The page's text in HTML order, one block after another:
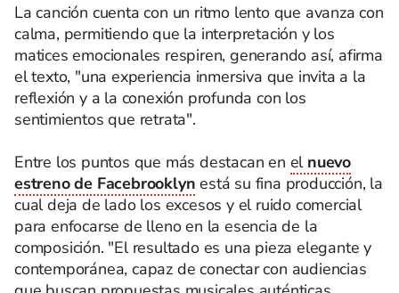
La canción cuenta con un ritmo lento que avanza con
calma, permitiendo que la interpretación y los
matices emocionales respiren, generando así, afirma
el texto, "una experiencia inmersiva que invita a la
reflexión y a la conexión profunda con los
sentimientos que retrata".
Entre los puntos que más destacan en el nuevo
estreno de Facebrooklyn está su fina producción, la
cual deja de lado los excesos y el ruido comercial
para enfocarse de lleno en la esencia de la
composición. "El resultado es una pieza elegante y
contemporánea, capaz de conectar con audiencias